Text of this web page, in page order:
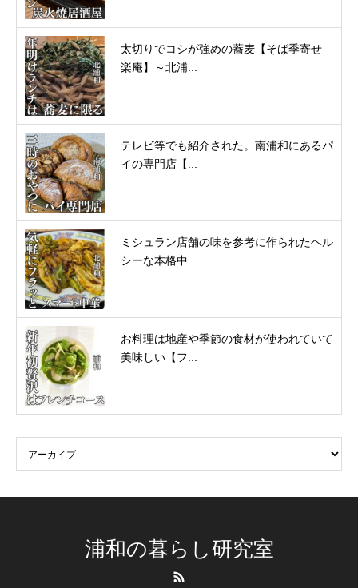
太切りでコシが強めの蕎麦【そば季寄せ
楽庵】～北浦...
テレビ等でも紹介された。南浦和にあるパ
イの専門店【...
ミシュラン店舗の味を参考に作られたヘル
シーな本格中...
お料理は地産や季節の食材が使われていて
美味しい【フ...
浦和の暮らし研究室